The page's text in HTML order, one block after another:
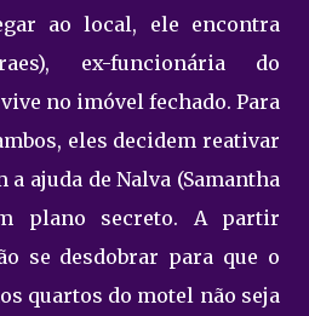
ao local, ele encontra
ex-funcionária do
no imóvel fechado. Para
eles decidem reativar
a ajuda de Nalva (Samantha
plano secreto. A partir
se desdobrar para que o
quartos do motel não seja